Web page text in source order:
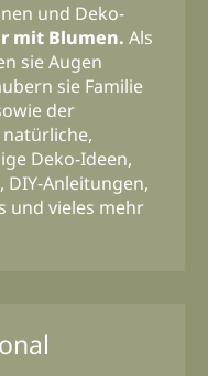
und Deko-
mit Blumen. Als
sie Augen
sie Familie
der
Deko-Ideen,
DIY-Anleitungen,
und vieles mehr